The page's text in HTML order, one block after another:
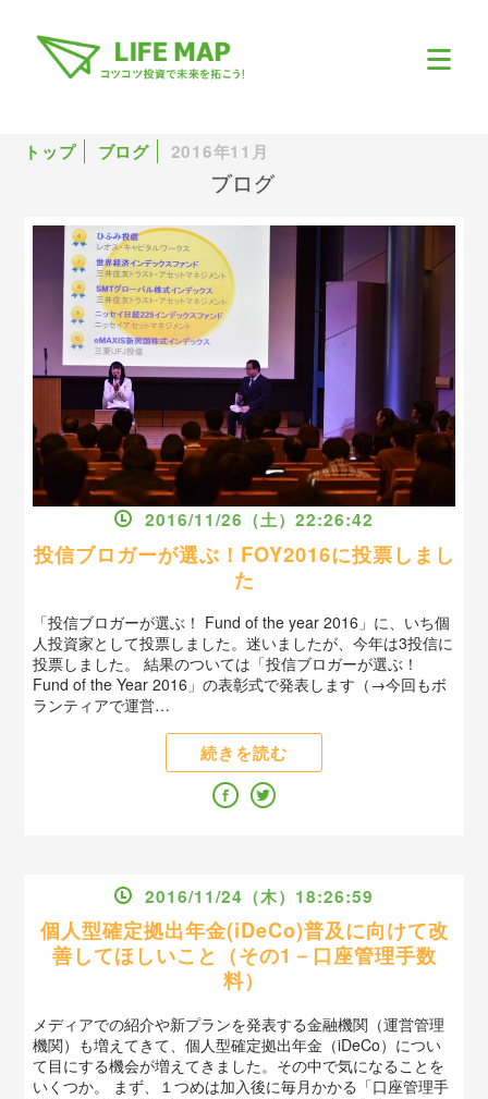
トップ ブログ 2016年11月
2016/11/26（土）22:26:42
投信ブロガーが選ぶ！FOY2016に投票しまし
た
「投信ブロガーが選ぶ！ Fund of the year 2016」に、いち個
人投資家として投票しました。迷いましたが、今年は3投信に
投票しました。 結果のついては「投信ブロガーが選ぶ！
Fund of the Year 2016」の表彰式で発表します（→今回もボ
ランティアで運営…
続きを読む
2016/11/24（木）18:26:59
個人型確定拠出年金(iDeCo)普及に向けて改
善してほしいこと（その1－口座管理手数
料）
メディアでの紹介や新プランを発表する金融機関（運営管理
機関）も増えてきて、個人型確定拠出年金（iDeCo）につい
て目にする機会が増えてきました。その中で気になることを
いくつか。 まず、１つめは加入後に毎月かかる「口座管理手